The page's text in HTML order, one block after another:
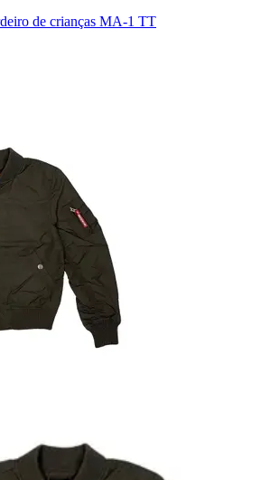
de crianças MA-1 TT